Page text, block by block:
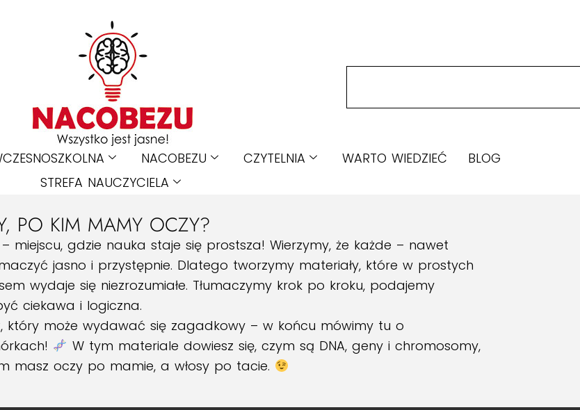
NACOBEZU CZYTELNIA WARTO WIEDZIEĆ
BLOG
STREFA NAUCZYCIELA
PO KIM MAMY OCZY?
miejscu, gdzie nauka staje się prostsza! Wierzymy, że każde – nawet
jasno i przystępnie. Dlatego tworzymy materiały, które w prostych
wydaje się niezrozumiałe. Tłumaczymy krok po kroku, podajemy
ciekawa i logiczna.
który może wydawać się zagadkowy – w końcu mówimy tu o
W tym materiale dowiesz się, czym są DNA, geny i chromosomy,
masz oczy po mamie, a włosy po tacie.